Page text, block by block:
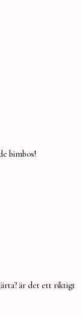
bimbos!
är det ett riktigt